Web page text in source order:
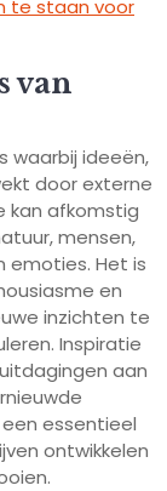
te staan voor
van
waarbij ideeën,
door externe
kan afkomstig
mensen,
emoties. Het is
en
inzichten te
Inspiratie
aan
essentieel
ontwikkelen